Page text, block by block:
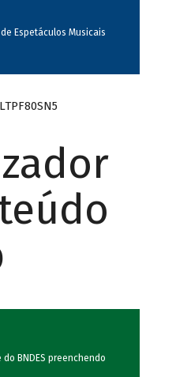
Espetáculos Musicais
BNDES preenchendo